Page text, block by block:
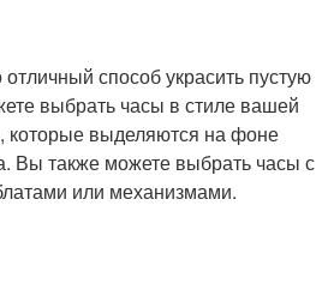
способ украсить пустую
выбрать часы в стиле вашей
которые выделяются на фоне
Вы также можете выбрать часы с
или механизмами.